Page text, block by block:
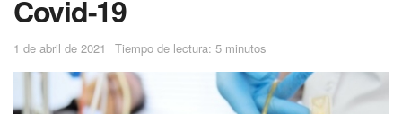
Covid-19
1 de abril de 2021 Tiempo de lectura: 5 minutos